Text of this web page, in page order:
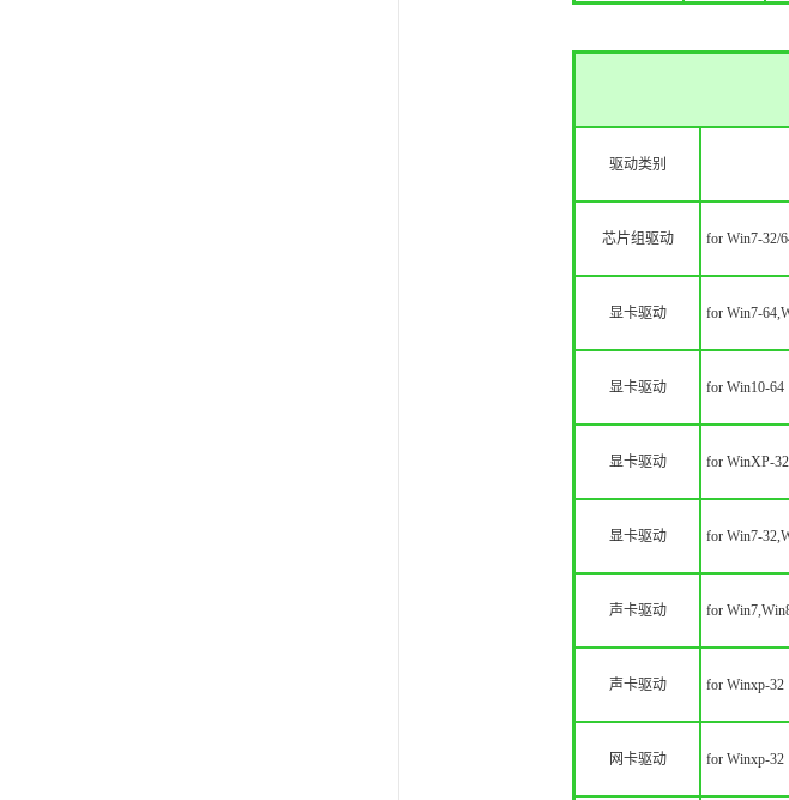
驱动类别
芯片组驱动 for Win7-32/
显卡驱动 for Win7-
显卡驱动 for Win10-64
显卡驱动 for WinXP-32
显卡驱动 for Win7-
声卡驱动 for
声卡驱动 for Winxp-32
网卡驱动 for Winxp-32